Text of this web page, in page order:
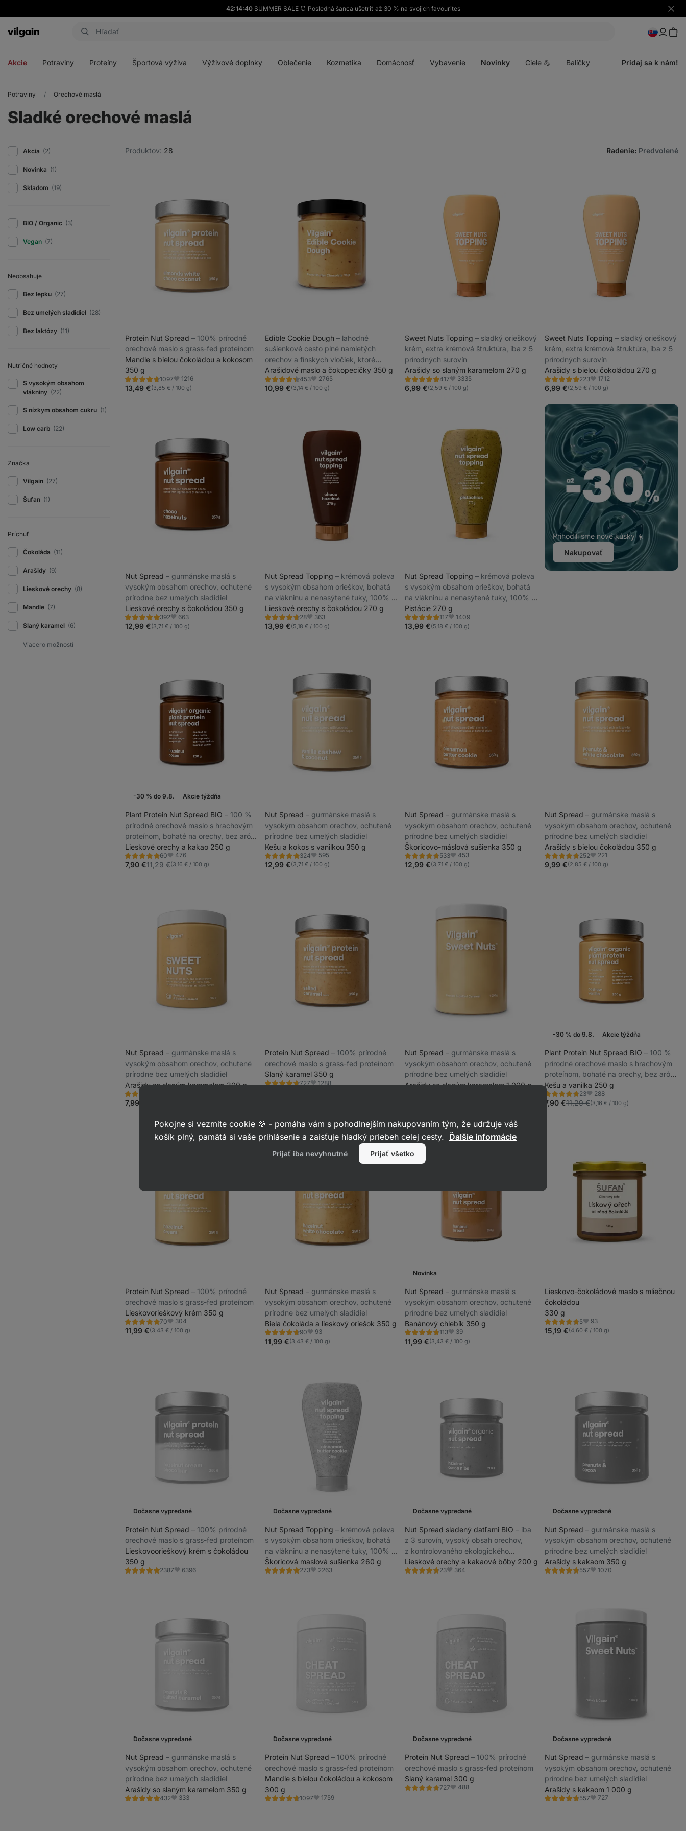
42:14:38SUMMER SALE ⏰ Posledná šanca ušetriť až 30 % na svojich favourites
Skryť
Eshop
Akcie Potraviny Proteíny Športová výživa Výživové doplnky Oblečenie Kozmetika Domácnosť Vybavenie Novinky Ciele 💪 Balíčky Pridaj sa k nám!
Potraviny Orechové maslá
Sladké orechové maslá
Produktov: 28 Radenie: Predvolené
Akcia (2)
Novinka (1)
Skladom (19)
BIO / Organic (3)
Vegan (7)
Neobsahuje
Bez lepku (27)
Bez umelých sladidiel (28)
Bez laktózy (11)
Nutričné ​​hodnoty
S vysokým obsahom
vlákniny (22)
S nízkym obsahom cukru (1)
Low carb (22)
Značka
Vilgain (27)
Šufan (1)
Príchuť
Čokoláda (11)
Arašidy (9)
Lieskové orechy (8)
Mandle (7)
Slaný karamel (6)
Protein Nut Spread ⁠–⁠ 100% prírodné
orechové maslo s grass-fed proteínom
Mandle s bielou čokoládou a kokosom
350 g
1097
Hodnotenie
4.8/5,
1097
Obľúbené
1216
13,49 €(3,85 € / 100 g)
Edible Cookie Dough ⁠–⁠ lahodné
sušienkové cesto plné namletých
orechov a fínskych vločiek, ktoré
môžeš jesť rovno z pohára
Arašidové maslo a čokopecičky 350 g
453
Hodnotenie
4.5/5,
453
Obľúbené
2765
10,99 €(3,14 € / 100 g)
Sweet Nuts Topping ⁠–⁠ sladký orieškový
krém, extra krémová štruktúra, iba z 5
prírodných surovín
Arašidy so slaným karamelom 270 g
417
Hodnotenie
4.9/5,
417
Obľúbené
3335
6,99 €(2,59 € / 100 g)
Sweet Nuts Topping ⁠–⁠ sladký orieškový
krém, extra krémová štruktúra, iba z 5
prírodných surovín
Arašidy s bielou čokoládou 270 g
223
Hodnotenie
4.8/5,
223
Obľúbené
1712
6,99 €(2,59 € / 100 g)
Nut Spread ⁠–⁠ gurmánske maslá s
vysokým obsahom orechov, ochutené
prírodne bez umelých sladidiel
Lieskové orechy s čokoládou 350 g
392
Hodnotenie
4.8/5,
392
Obľúbené
663
12,99 €(3,71 € / 100 g)
Nut Spread Topping ⁠–⁠ krémová poleva
s vysokým obsahom orieškov, bohatá
na vlákninu a nenasýtené tuky, 100% z
prírodných surovín
Lieskové orechy s čokoládou 270 g
28
Hodnotenie
4.6/5,
28
Obľúbené
363
13,99 €(5,18 € / 100 g)
Nut Spread Topping ⁠–⁠ krémová poleva
s vysokým obsahom orieškov, bohatá
na vlákninu a nenasýtené tuky, 100% z
prírodných surovín
Pistácie 270 g
117
Hodnotenie
4.8/5,
117
Obľúbené
1409
13,99 €(5,18 € / 100 g)
Prihodili sme nové kúsky ☀️
Nakupovať
-30 % do 9.8. Akcie týždňa
Plant Protein Nut Spread BIO ⁠–⁠ 100 %
prírodné orechové maslo s hrachovým
proteínom, bohaté na orechy, bez aróm
a palmového tuku
Lieskové orechy a kakao 250 g
60
Hodnotenie
4.9/5,
60
Obľúbené
476
7,90 €11,29 €(3,16 € / 100 g)
Nut Spread ⁠–⁠ gurmánske maslá s
vysokým obsahom orechov, ochutené
prírodne bez umelých sladidiel
Kešu a kokos s vanilkou 350 g
324
Hodnotenie
4.8/5,
324
Obľúbené
595
12,99 €(3,71 € / 100 g)
Nut Spread ⁠–⁠ gurmánske maslá s
vysokým obsahom orechov, ochutené
prírodne bez umelých sladidiel
Škoricovo-máslová sušienka 350 g
533
Hodnotenie
4.7/5,
533
Obľúbené
453
12,99 €(3,71 € / 100 g)
Nut Spread ⁠–⁠ gurmánske maslá s
vysokým obsahom orechov, ochutené
prírodne bez umelých sladidiel
Arašidy s bielou čokoládou 350 g
252
Hodnotenie
4.6/5,
252
Obľúbené
221
9,99 €(2,85 € / 100 g)
Nut Spread ⁠–⁠ gurmánske maslá s
vysokým obsahom orechov, ochutené
prírodne bez umelých sladidiel
Arašidy so slaným karamelom 300 g
Hodnotenie
4.8/5,
432
7,99 €
Protein Nut Spread ⁠–⁠ 100% prírodné
orechové maslo s grass-fed proteínom
Slaný karamel 350 g
727
Hodnotenie
Obľúbené
1288
Nut Spread ⁠–⁠ gurmánske maslá s
vysokým obsahom orechov, ochutené
prírodne bez umelých sladidiel
Arašidy so slaným karamelom 1 000 g
-30 % do 9.8. Akcie týždňa
Plant Protein Nut Spread BIO ⁠–⁠ 100 %
prírodné orechové maslo s hrachovým
proteínom, bohaté na orechy, bez aróm
a palmového tuku
Kešu a vanilka 250 g
23
Hodnotenie
4.7/5,
23
Obľúbené
288
7,90 €11,29 €(3,16 € / 100 g)
Protein Nut Spread ⁠–⁠ 100% prírodné
orechové maslo s grass-fed proteínom
Lieskovorieškový krém 350 g
70
Hodnotenie
4.9/5,
70
Obľúbené
304
11,99 €(3,43 € / 100 g)
Nut Spread ⁠–⁠ gurmánske maslá s
vysokým obsahom orechov, ochutené
prírodne bez umelých sladidiel
Biela čokoláda a lieskový oriešok 350 g
90
Hodnotenie
4.8/5,
90
Obľúbené
93
11,99 €(3,43 € / 100 g)
Novinka
Nut Spread ⁠–⁠ gurmánske maslá s
vysokým obsahom orechov, ochutené
prírodne bez umelých sladidiel
Banánový chlebík 350 g
113
Hodnotenie
4.7/5,
113
Obľúbené
39
11,99 €(3,43 € / 100 g)
Lieskovo-čokoládové maslo s mliečnou
čokoládou
330 g
5
Hodnotenie
4.6/5,
5
Obľúbené
93
15,19 €(4,60 € / 100 g)
Dočasne vypredané
Protein Nut Spread ⁠–⁠ 100% prírodné
orechové maslo s grass-fed proteínom
Lieskovoorieškový krém s čokoládou
350 g
2387
Hodnotenie
Obľúbené
6396
Dočasne vypredané
Nut Spread Topping ⁠–⁠ krémová poleva
s vysokým obsahom orieškov, bohatá
na vlákninu a nenasýtené tuky, 100% z
prírodných surovín
Škoricová maslová sušienka 260 g
273
Hodnotenie
Obľúbené
2263
Dočasne vypredané
Nut Spread sladený datľami BIO ⁠–⁠ iba
z 3 surovín, vysoký obsah orechov,
z kontrolovaného ekologického
poľnohospodárstva
Lieskové orechy a kakaové bôby 200 g
23
Hodnotenie
Obľúbené
364
Dočasne vypredané
Nut Spread ⁠–⁠ gurmánske maslá s
vysokým obsahom orechov, ochutené
prírodne bez umelých sladidiel
Arašidy s kakaom 350 g
557
Hodnotenie
Obľúbené
1070
Dočasne vypredané
Nut Spread ⁠–⁠ gurmánske maslá s
vysokým obsahom orechov, ochutené
prírodne bez umelých sladidiel
Arašidy so slaným karamelom 350 g
432
Hodnotenie
Obľúbené
333
Dočasne vypredané
Protein Nut Spread ⁠–⁠ 100% prírodné
orechové maslo s grass-fed proteínom
Mandle s bielou čokoládou a kokosom
300 g
1097
Hodnotenie
Obľúbené
1759
Dočasne vypredané
Protein Nut Spread ⁠–⁠ 100% prírodné
orechové maslo s grass-fed proteínom
Slaný karamel 300 g
727
Hodnotenie
Obľúbené
488
Dočasne vypredané
Nut Spread ⁠–⁠ gurmánske maslá s
vysokým obsahom orechov, ochutené
prírodne bez umelých sladidiel
Arašidy s kakaom 1 000 g
557
Hodnotenie
Obľúbené
727
Pokojne si vezmite cookie 🍪 - pomáha vám s pohodlnejším nakupovaním tým, že udržuje váš
košík plný, pamätá si vaše prihlásenie a zaisťuje hladký priebeh celej cesty. Ďalšie informácie
Prijať iba nevyhnutné Prijať všetko